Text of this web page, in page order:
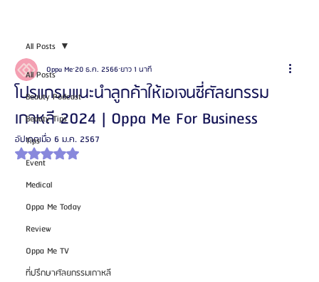
All Posts
Beauty Podcast
Beauty Tips
Tips
Event
Medical
Oppa Me Today
Review
Oppa Me TV
ที่ปรึกษาศัลยกรรมเกาหลี
All Posts
โปรแกรมแนะนำลูกค้าให้เอเจนซี่ศัลยกรรม
เกาหลี 2024 | Oppa Me For Business
Oppa Me20 ธ.ค. 2566ยาว 1 นาที
อัปเดตเมื่อ 6 ม.ค. 2567
ได้รับ NaN เต็ม 5 ดาว